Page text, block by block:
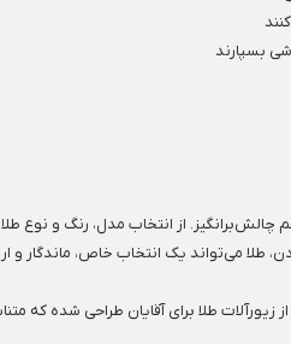
بسپارند
از انتخاب مدل، رنگ و نوع
طلا می‌تواند یک انتخاب خاص، ماندگار و
طلا برای آقایان طراحی شده که